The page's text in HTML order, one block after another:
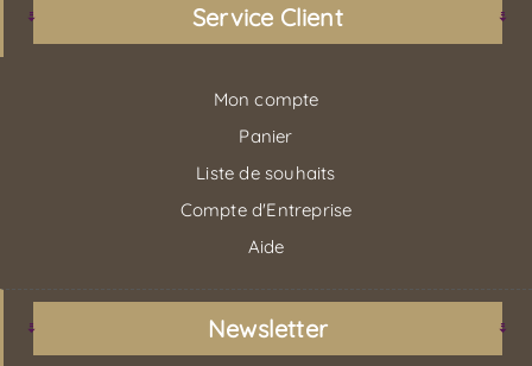
Service Client
Mon compte
Panier
Liste de souhaits
Compte d'Entreprise
Aide
Newsletter